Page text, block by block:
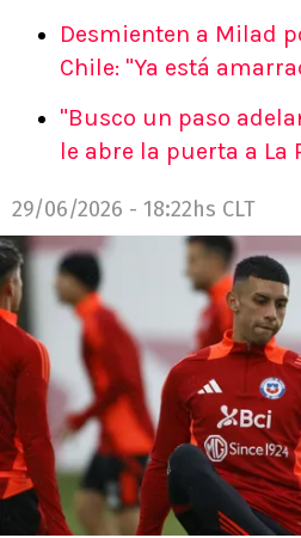
Desmienten a Milad
Chile: "Ya está
"Busco un paso
le abre la puerta a La
29/06/2026 - 18:22hs CLT